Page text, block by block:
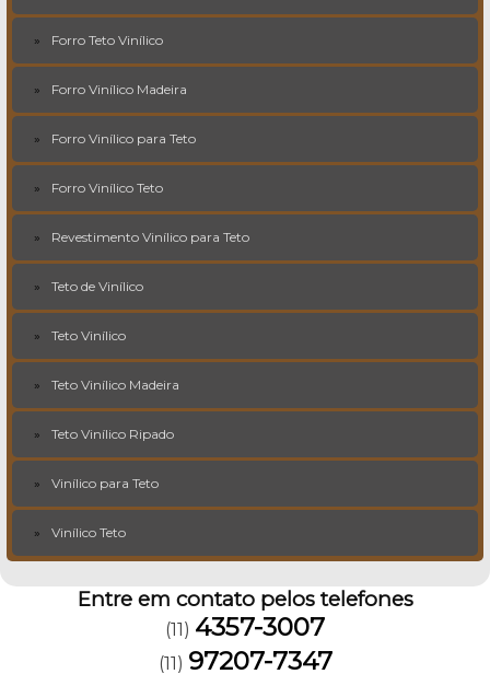
Forro Teto Vinílico
Forro Vinílico Madeira
Forro Vinílico para Teto
Forro Vinílico Teto
Revestimento Vinílico para Teto
Teto de Vinílico
Teto Vinílico
Teto Vinílico Madeira
Teto Vinílico Ripado
Vinílico para Teto
Vinílico Teto
Entre em contato pelos telefones
(11) 4357-3007
(11) 97207-7347